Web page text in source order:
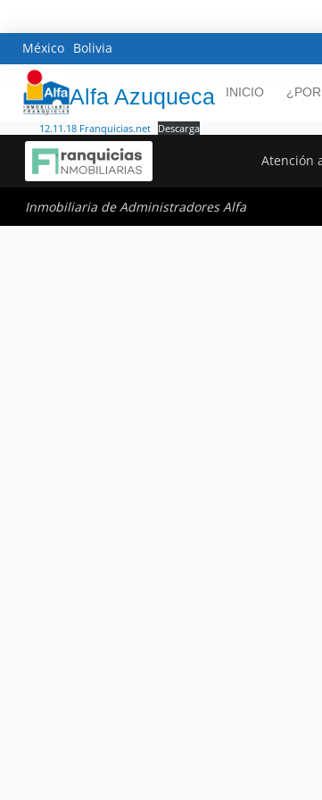
México Bolivia
Alfa Azuqueca INICIO
12.11.18 Franquicias.net Descarga
Atención
Inmobiliaria de Administradores Alfa